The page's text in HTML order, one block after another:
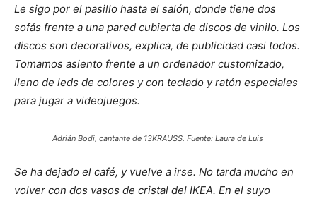
Le sigo por el pasillo hasta el salón, donde tiene dos
sofás frente a una pared cubierta de discos de vinilo. Los
discos son decorativos, explica, de publicidad casi todos.
Tomamos asiento frente a un ordenador customizado,
lleno de leds de colores y con teclado y ratón especiales
para jugar a videojuegos.
Adrián Bodi, cantante de 13KRAUSS. Fuente: Laura de Luis
Se ha dejado el café, y vuelve a irse. No tarda mucho en
volver con dos vasos de cristal del IKEA. En el suyo